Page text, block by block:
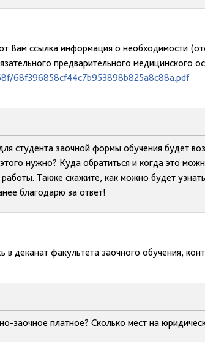
Вам ссылка информация о необходимости
предварительного медицинского
68f396858cf44c7b953898b825a8c88a.pdf
студента заочной формы обучения будет
нужно? Куда обратиться и когда это
Также скажите, как можно будет
благодарю за ответ!
в деканат факультета заочного обучения,
заочное платное? Сколько мест на